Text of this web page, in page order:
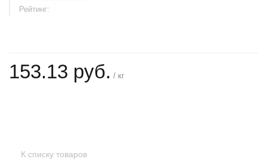
Рейтинг:
153.13 руб. / кг
К списку товаров